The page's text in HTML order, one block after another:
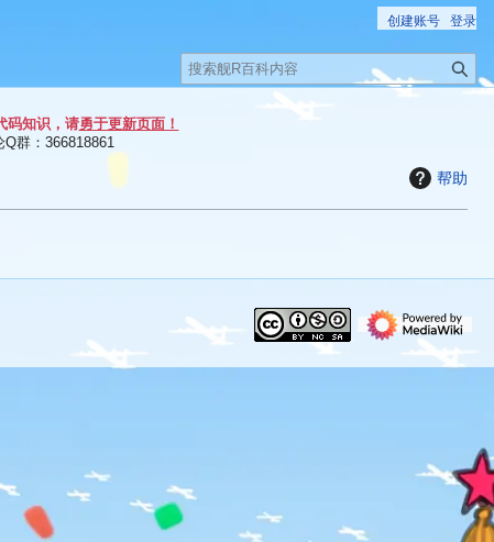
码知识，请勇于更新页面！
Q群：366818861
帮助
创建账号 登录
搜
索